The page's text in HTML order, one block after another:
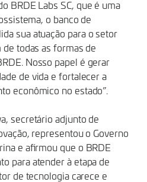
BRDE Labs SC, que é uma
o banco de
sua atuação para o setor
todas as formas de
Nosso papel é gerar
de vida e fortalecer a
econômico no estado”.
secretário adjunto de
representou o Governo
e afirmou que o BRDE
para atender à etapa de
de tecnologia carece e